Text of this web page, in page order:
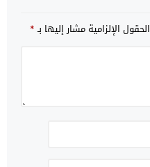
الحقول الإلزامية مشار إليها بـ*